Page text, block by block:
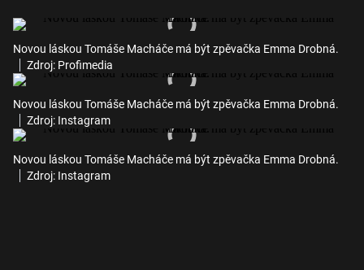
Novou láskou Tomáše Macháče má být zpěvačka Emma Drobná.
Zdroj: Profimedia
Novou láskou Tomáše Macháče má být zpěvačka Emma Drobná.
Zdroj: Instagram
Novou láskou Tomáše Macháče má být zpěvačka Emma Drobná.
Zdroj: Instagram